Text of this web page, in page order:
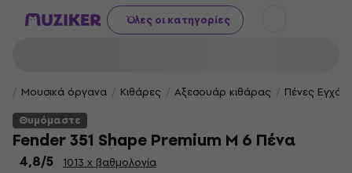
Όλες οι κατηγορίες
Μουσικά όργανα Κιθάρες Αξεσουάρ κιθάρας
Πένες
Θυμόμαστε
Fender 351 Shape Premium M 6 Πένα
4,8/5
1013 x βαθμολογία